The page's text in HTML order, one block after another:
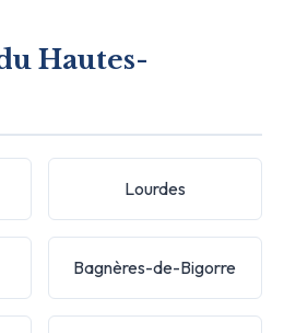
Hautes-
Lourdes
Bagnères-de-Bigorre